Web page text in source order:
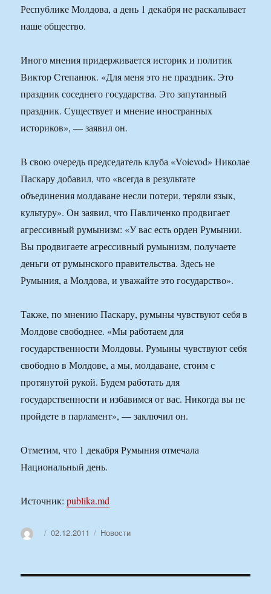
Республике Молдова, а день 1 декабря не раскалывает
наше общество.
Иного мнения придерживается историк и политик
Виктор Степанюк. «Для меня это не праздник. Это
праздник соседнего государства. Это запутанный
праздник. Существует и мнение иностранных
историков», — заявил он.
В свою очередь председатель клуба «Voievod» Николае
Паскару добавил, что «всегда в результате
объединения молдаване несли потери, теряли язык,
культуру». Он заявил, что Павличенко продвигает
агрессивный румынизм: «У вас есть орден Румынии.
Вы продвигаете агрессивный румынизм, получаете
деньги от румынского правительства. Здесь не
Румыния, а Молдова, и уважайте это государство».
Также, по мнению Паскару, румыны чувствуют себя в
Молдове свободнее. «Мы работаем для
государственности Молдовы. Румыны чувствуют себя
свободно в Молдове, а мы, молдаване, стоим с
протянутой рукой. Будем работать для
государственности и избавимся от вас. Никогда вы не
пройдете в парламент», — заключил он.
Отметим, что 1 декабря Румыния отмечала
Национальный день.
Источник:publika.md
АвторОпубликовано
02.12.2011 Рубрики
Новости